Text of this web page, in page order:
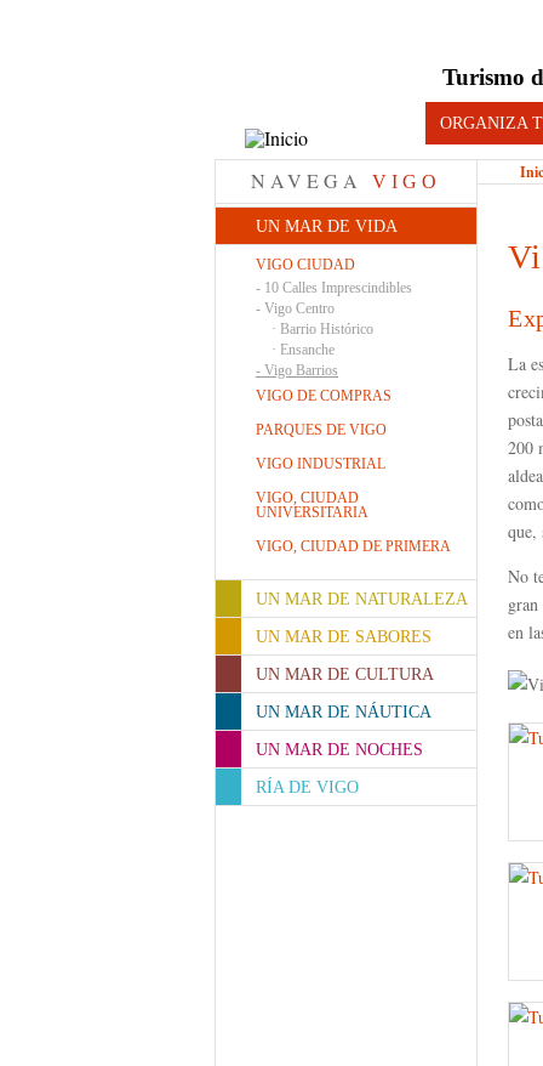
Turismo
ORGANIZA
NAVEGA VIGO
UN MAR DE VIDA
VIGO CIUDAD
- 10 Calles Imprescindibles
- Vigo Centro
· Barrio Histórico
· Ensanche
- Vigo Barrios
VIGO DE COMPRAS
PARQUES DE VIGO
VIGO INDUSTRIAL
VIGO, CIUDAD
UNIVERSITARIA
VIGO, CIUDAD DE PRIMERA
UN MAR DE NATURALEZA
UN MAR DE SABORES
UN MAR DE CULTURA
UN MAR DE NÁUTICA
UN MAR DE NOCHES
RÍA DE VIGO
La
200
que,
No
en